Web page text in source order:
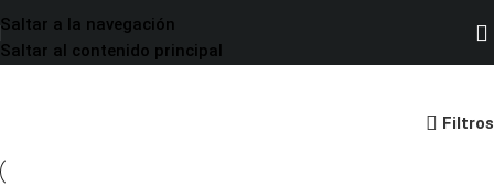
Saltar a la navegación
Saltar al contenido principal
Filtros